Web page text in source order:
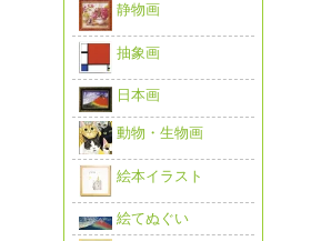
静物画
抽象画
日本画
動物・生物画
絵本イラスト
絵てぬぐい